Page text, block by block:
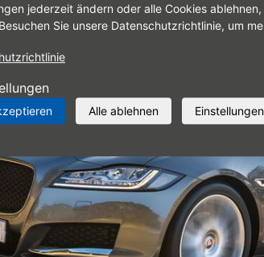
jederzeit ändern oder alle Cookies
Sie unsere Datenschutzrichtlinie, um
Alle ablehnen